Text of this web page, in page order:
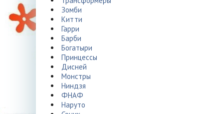
Зомби
Китти
Гарри
Барби
Богатыри
Принцессы
Дисней
Монстры
Ниндзя
ФНАФ
Наруто